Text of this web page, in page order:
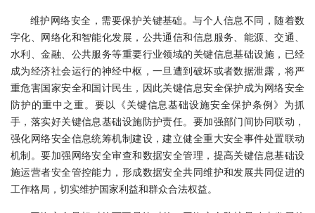
维护网络安全，需要保护关键基础。与个人信息不同，随着数
字化、网络化和智能化发展，公共通信和信息服务、能源、交通、
水利、金融、公共服务等重要行业领域的关键信息基础设施，已经
成为经济社会运行的神经中枢，一旦遭到破坏或者数据泄露，将严
重危害国家安全和国计民生，因此关键信息安全保护成为网络安全
防护的重中之重。要以《关键信息基础设施安全保护条例》为抓
手，落实好关键信息基础设施防护责任。要加强部门间协同联动，
强化网络安全信息统筹机制建设，建立健全重大安全事件处置联动
机制。要加强网络安全审查和数据安全管理，提高关键信息基础设
施运营者安全管控能力，形成数据安全共同维护和发展共同促进的
工作格局，切实维护国家利益和群众合法权益。